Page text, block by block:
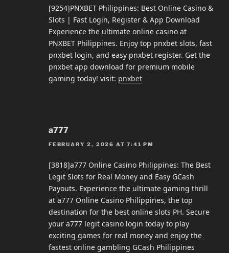
[9254]PNXBET Philippines: Best Online Casino &
Slots | Fast Login, Register & App Download
Experience the ultimate online casino at
PNXBET Philippines. Enjoy top pnxbet slots, fast
pnxbet login, and easy pnxbet register. Get the
pnxbet app download for premium mobile
gaming today! visit: pnxbet
a777
FEBRUARY 2, 2026 AT 7:41 PM
[3818]a777 Online Casino Philippines: The Best
Legit Slots for Real Money and Easy GCash
Payouts. Experience the ultimate gaming thrill
at a777 Online Casino Philippines, the top
destination for the best online slots PH. Secure
your a777 legit casino login today to play
exciting games for real money and enjoy the
fastest online gambling GCash Philippines